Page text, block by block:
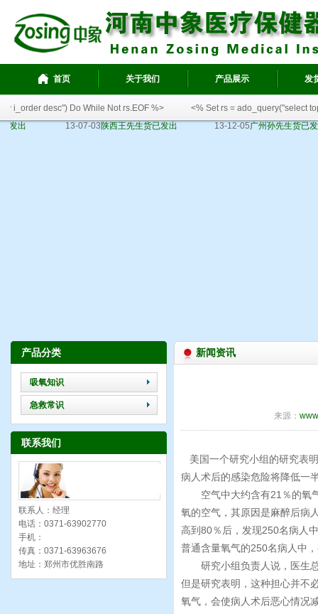
首页 关于我们 产品展示 发
desc") Do While Not rs.EOF %>
13-07-03陕西王先生货已发出
<% Set rs = ado_query("select top
13-12-05广州孙先生货已发出
产品分类
吸氧知识
急救常识
联系我们
联系人：经理
电话：0371-63902770
手机：
传真：0371-63963676
地址：郑州市优胜南路
新闻资讯
来源：
美国一个研究小组的研究表
病人术后的感染危险将降低一
空气中大约含有21％的氧
氧的空气，其原因是麻醉后病
高到80％后，发现250名病人
普通含量氧气的250名病人中
研究小组负责人说，医生总
但是研究表明，这种担心并不
氧气，会使病人术后恶心情况